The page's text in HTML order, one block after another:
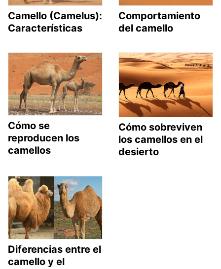
Camello (Camelus):
Características
Comportamiento
del camello
Cómo se
reproducen los
camellos
Cómo sobreviven
los camellos en el
desierto
Diferencias entre el
camello y el